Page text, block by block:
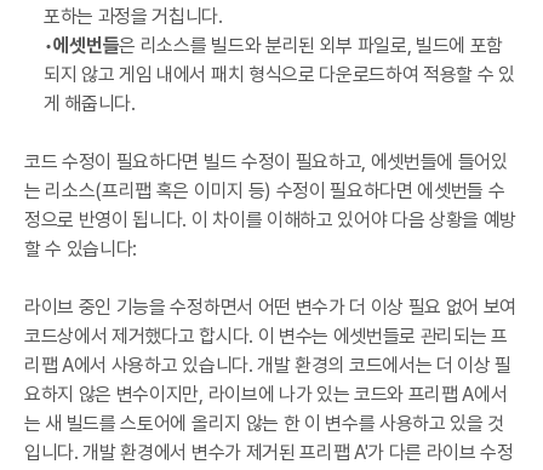
포하는 과정을 거칩니다.
에셋번들은 리소스를 빌드와 분리된 외부 파일로, 빌드에 포함
되지 않고 게임 내에서 패치 형식으로 다운로드하여 적용할 수 있
게 해줍니다.
코드 수정이 필요하다면 빌드 수정이 필요하고, 에셋번들에 들어있
는 리소스(프리팹 혹은 이미지 등) 수정이 필요하다면 에셋번들 수
정으로 반영이 됩니다. 이 차이를 이해하고 있어야 다음 상황을 예방
할 수 있습니다:
라이브 중인 기능을 수정하면서 어떤 변수가 더 이상 필요 없어 보여
코드상에서 제거했다고 합시다. 이 변수는 에셋번들로 관리되는 프
리팹 A에서 사용하고 있습니다. 개발 환경의 코드에서는 더 이상 필
요하지 않은 변수이지만, 라이브에 나가 있는 코드와 프리팹 A에서
는 새 빌드를 스토어에 올리지 않는 한 이 변수를 사용하고 있을 것
입니다. 개발 환경에서 변수가 제거된 프리팹 A'가 다른 라이브 수정